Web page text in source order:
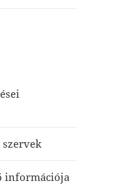
információja